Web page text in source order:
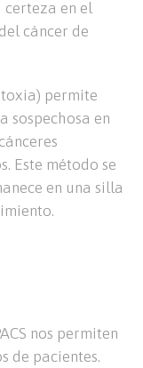
en el
cáncer de
permite
sospechosa en
Este método se
en una silla
nos permiten
de pacientes.